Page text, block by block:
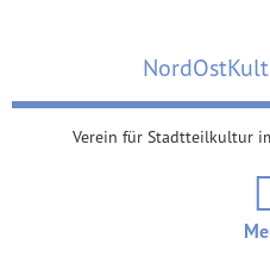
Verein für Stadtteilkultur